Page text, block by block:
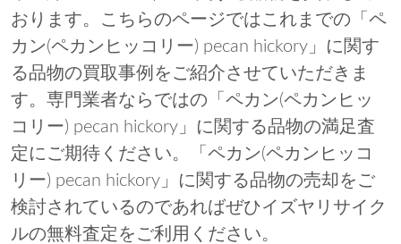
おります。こちらのページではこれまでの「ペ
カン(ペカンヒッコリー) pecan hickory」に関す
る品物の買取事例をご紹介させていただきま
す。専門業者ならではの「ペカン(ペカンヒッ
コリー) pecan hickory」に関する品物の満足査
定にご期待ください。「ペカン(ペカンヒッコ
リー) pecan hickory」に関する品物の売却をご
検討されているのであればぜひイズヤリサイク
ルの無料査定をご利用ください。